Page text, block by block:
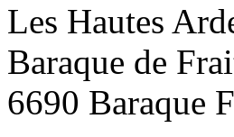
Les Hautes
Baraque de
6690 Baraque